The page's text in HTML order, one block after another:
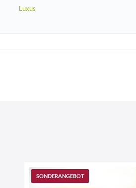
Luxus
SONDERANGEBOT